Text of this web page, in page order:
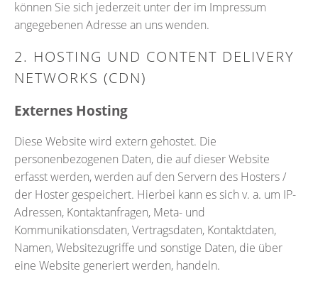
können Sie sich jederzeit unter der im Impressum
angegebenen Adresse an uns wenden.
2. HOSTING UND CONTENT DELIVERY
NETWORKS (CDN)
Externes Hosting
Diese Website wird extern gehostet. Die
personenbezogenen Daten, die auf dieser Website
erfasst werden, werden auf den Servern des Hosters /
der Hoster gespeichert. Hierbei kann es sich v. a. um IP-
Adressen, Kontaktanfragen, Meta- und
Kommunikationsdaten, Vertragsdaten, Kontaktdaten,
Namen, Websitezugriffe und sonstige Daten, die über
eine Website generiert werden, handeln.